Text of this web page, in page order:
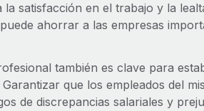
la satisfacción en el trabajo y la
ahorrar a las empresas
también es clave para
que los empleados del
de discrepancias salariales y